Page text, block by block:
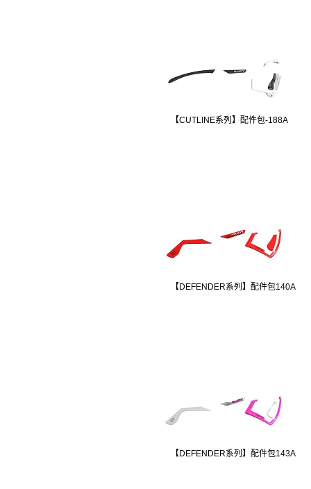
【CUTLINE系列】配件包-188A
【DEFENDER系列】配件包140A
【DEFENDER系列】配件包143A